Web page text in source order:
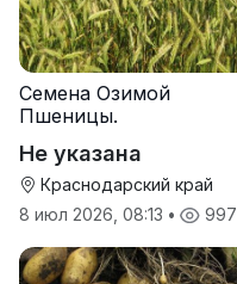
Семена Озимой
Пшеницы.
Не указана
Краснодарский край
8 июл 2026, 08:13 • 997